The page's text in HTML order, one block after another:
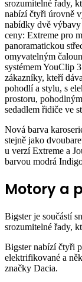
srozumitelné řady,
nabízí čtyři úrovně
nabídky dvě výbavy
ceny: Extreme pro
panoramatickou
omyvatelným
systémem YouClip
zákazníky, kteří
pohodlí a stylu, s
prostoru,
sedadlem řidiče ve
Nová barva
stejně jako
u verzí Extreme a
barvou modrá
Motory a
Bigster je součástí
srozumitelné řady,
Bigster nabízí čtyři
elektrifikované a
značky Dacia.